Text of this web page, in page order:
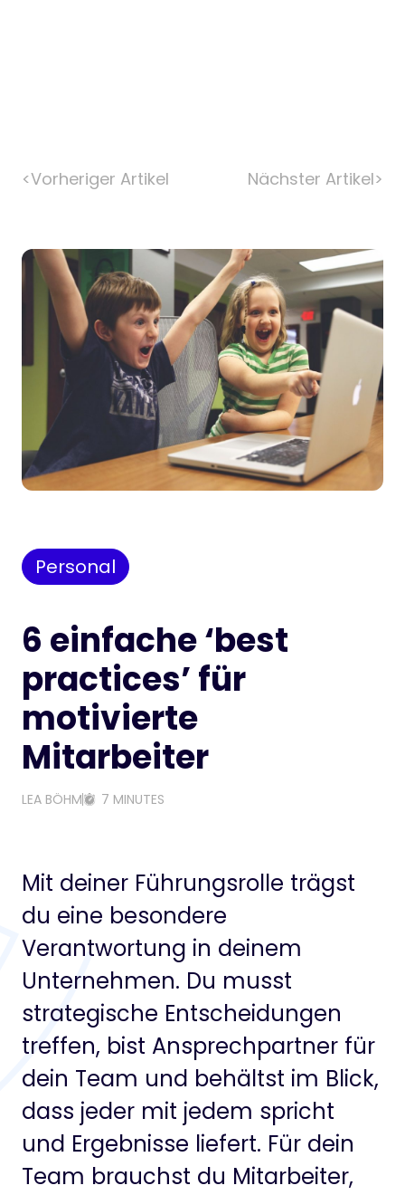
<Vorheriger Artikel Nächster Artikel>
Personal
6 einfache ‘best
practices’ für
motivierte
Mitarbeiter
LEA BÖHM 7 MINUTES
Mit deiner Führungsrolle trägst
du eine besondere
Verantwortung in deinem
Unternehmen. Du musst
strategische Entscheidungen
treffen, bist Ansprechpartner für
dein Team und behältst im Blick,
dass jeder mit jedem spricht
und Ergebnisse liefert. Für dein
Team brauchst du Mitarbeiter,